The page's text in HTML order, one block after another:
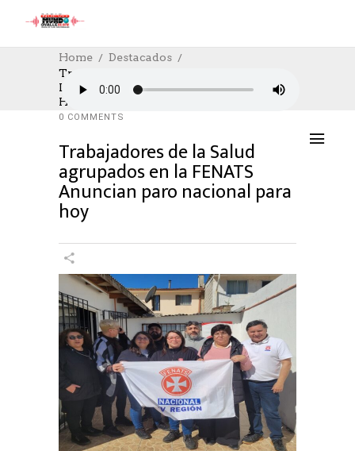
Home
Destacados
Trabajadores De La Salud Agrupados En
La FENATS Anuncian Paro Nacional Para
Hoy
DESTACADOS SOCIAL,TRABAJO
27/08/2024
AUTHOR: HECTOR
0 COMMENTS
Trabajadores de la Salud
agrupados en la FENATS
Anuncian paro nacional para
hoy